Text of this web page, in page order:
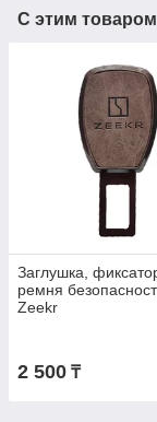
С этим
Заглушка,
ремня
Zeekr
2 500 ₸